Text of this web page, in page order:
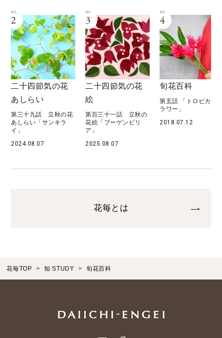
二十四節気の花
絵
第百三十一話 立秋の
花絵「ブーゲンビリ
ア」
2025.08.07
旬花百科
第五話 「トロピカルフ
2018.07.12
花月暦
第六十九話 「八月
秋 処暑」
2022.08.07
花毎とは
花毎TOP 知 STUDY 旬花百科